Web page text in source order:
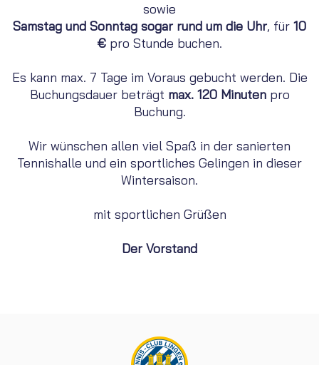
sowie
Samstag und Sonntag sogar rund um die Uhr, für 10
€ pro Stunde buchen.
Es kann max. 7 Tage im Voraus gebucht werden. Die
Buchungsdauer beträgt max. 120 Minutenpro
Buchung.
Wir wünschen allen viel Spaß in der sanierten
Tennishalle und ein sportliches Gelingen in dieser
Wintersaison.
mit sportlichen Grüßen
Der Vorstand